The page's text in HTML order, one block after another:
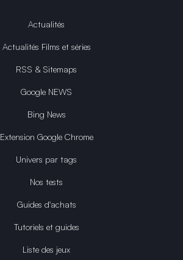
Actualités
Actualités Films et séries
RSS & Sitemaps
Google NEWS
Bing News
Extension Google Chrome
Univers par tags
Nos tests
Guides d'achats
Tutoriels et guides
Liste des jeux